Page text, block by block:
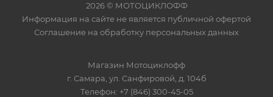
2026 © МОТОЦИКЛОФФ
Информация на сайте не является публичной офертой
Соглашение на обработку персональных данных
Магазин Мотоциклофф
г. Самара ул. Санфировой, д. 104б
Телефон: +7 (846) 300-45-05